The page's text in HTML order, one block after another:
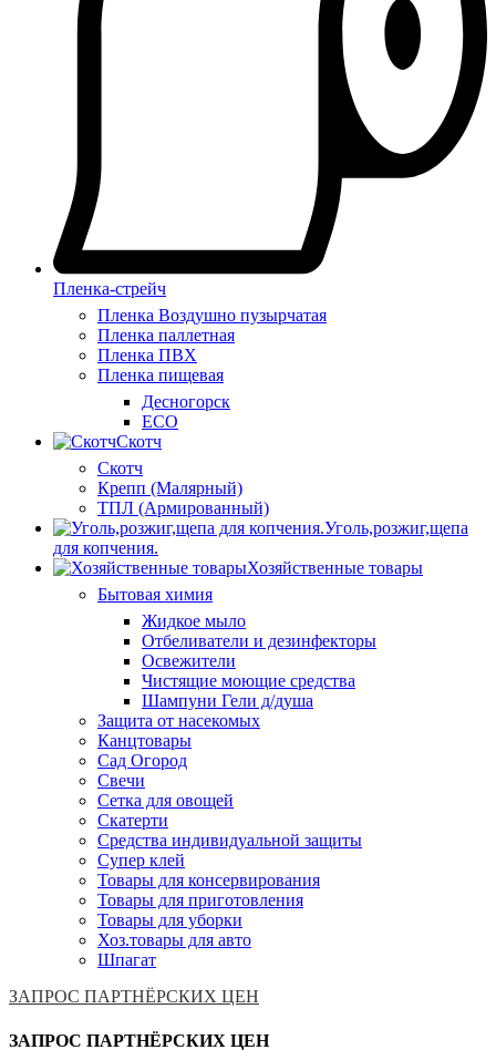
Пленка-стрейч
Пленка Воздушно пузырчатая
Пленка паллетная
Пленка ПВХ
Пленка пищевая
Десногорск
ECO
Скотч
Скотч
Крепп (Малярный)
ТПЛ (Армированный)
Уголь,розжиг,щепа
для копчения.
Хозяйственные товары
Бытовая химия
Жидкое мыло
Отбеливатели и дезинфекторы
Освежители
Чистящие моющие средства
Шампуни Гели д/душа
Защита от насекомых
Канцтовары
Сад Огород
Свечи
Сетка для овощей
Скатерти
Средства индивидуальной защиты
Супер клей
Товары для консервирования
Товары для приготовления
Товары для уборки
Хоз.товары для авто
Шпагат
ЗАПРОС ПАРТНЁРСКИХ ЦЕН
ЗАПРОС ПАРТНЁРСКИХ ЦЕН